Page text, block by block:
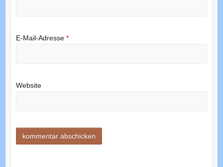
E-Mail-Adresse *
Website